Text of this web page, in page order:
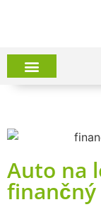
Auto na
finančný